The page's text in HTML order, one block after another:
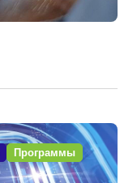
Программы